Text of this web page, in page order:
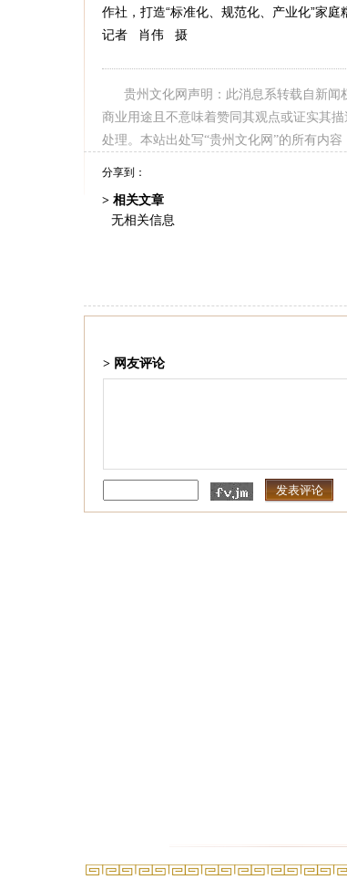
作社，打造“标准化、规范化、产业化”家
记者 肖伟 摄
贵州文化网声明：此消息系转载自新
商业用途且不意味着赞同其观点或证实其
处理。本站出处写“贵州文化网”的所有内
分享到：
> 相关文章
无相关信息
> 网友评论